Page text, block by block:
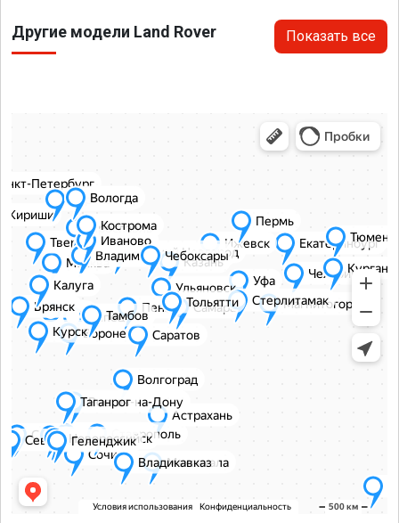
Другие модели Land Rover Показать все